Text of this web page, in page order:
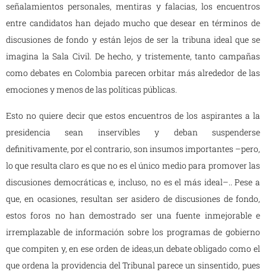
señalamientos personales, mentiras y falacias, los encuentros
entre candidatos han dejado mucho que desear en términos de
discusiones de fondo y están lejos de ser la tribuna ideal que se
imagina la Sala Civil. De hecho, y tristemente, tanto campañas
como debates en Colombia parecen orbitar más alrededor de las
emociones y menos de las políticas públicas.
Esto no quiere decir que estos encuentros de los aspirantes a la
presidencia sean inservibles y deban suspenderse
definitivamente, por el contrario, son insumos importantes –pero,
lo que resulta claro es que no es el único medio para promover las
discusiones democráticas e, incluso, no es el más ideal–.. Pese a
que, en ocasiones, resultan ser asidero de discusiones de fondo,
estos foros no han demostrado ser una fuente inmejorable e
irremplazable de información sobre los programas de gobierno
que compiten y, en ese orden de ideas,un debate obligado como el
que ordena la providencia del Tribunal parece un sinsentido, pues